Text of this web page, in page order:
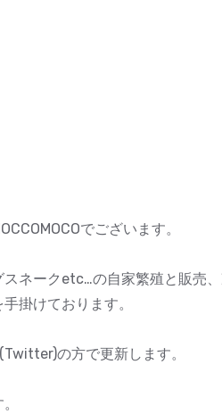
でございます。
ネークetc…の自家繁殖と販売
掛けております。
の方で更新します。